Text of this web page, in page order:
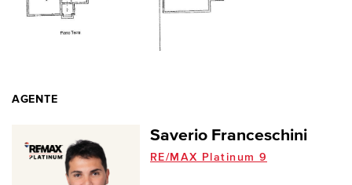
AGENTE
Saverio Franceschini
RE/MAX Platinum 9